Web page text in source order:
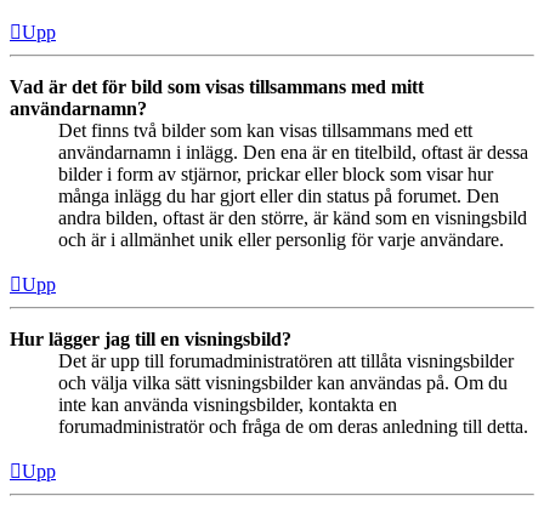
Upp
Vad är det för bild som visas tillsammans med mitt
användarnamn?
Det finns två bilder som kan visas tillsammans med ett
användarnamn i inlägg. Den ena är en titelbild, oftast är dessa
bilder i form av stjärnor, prickar eller block som visar hur
många inlägg du har gjort eller din status på forumet. Den
andra bilden, oftast är den större, är känd som en visningsbild
och är i allmänhet unik eller personlig för varje användare.
Upp
Hur lägger jag till en visningsbild?
Det är upp till forumadministratören att tillåta visningsbilder
och välja vilka sätt visningsbilder kan användas på. Om du
inte kan använda visningsbilder, kontakta en
forumadministratör och fråga de om deras anledning till detta.
Upp